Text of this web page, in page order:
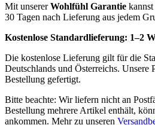
Mit unsererWohlfühl Garantie
30 Tagen nach Lieferung aus jedem
Kostenlose Standardlieferung: 1–2
Die kostenlose Lieferung gilt für die
Deutschlands und Österreichs. Unsere
Bestellung gefertigt.
Bitte beachte: Wir liefern nicht an
Bestellung mehrere Artikel enthält,
ankommen. Mehr zu unseren